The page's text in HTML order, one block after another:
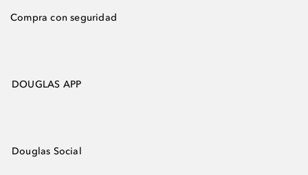
Compra con seguridad
DOUGLAS APP
Douglas Social